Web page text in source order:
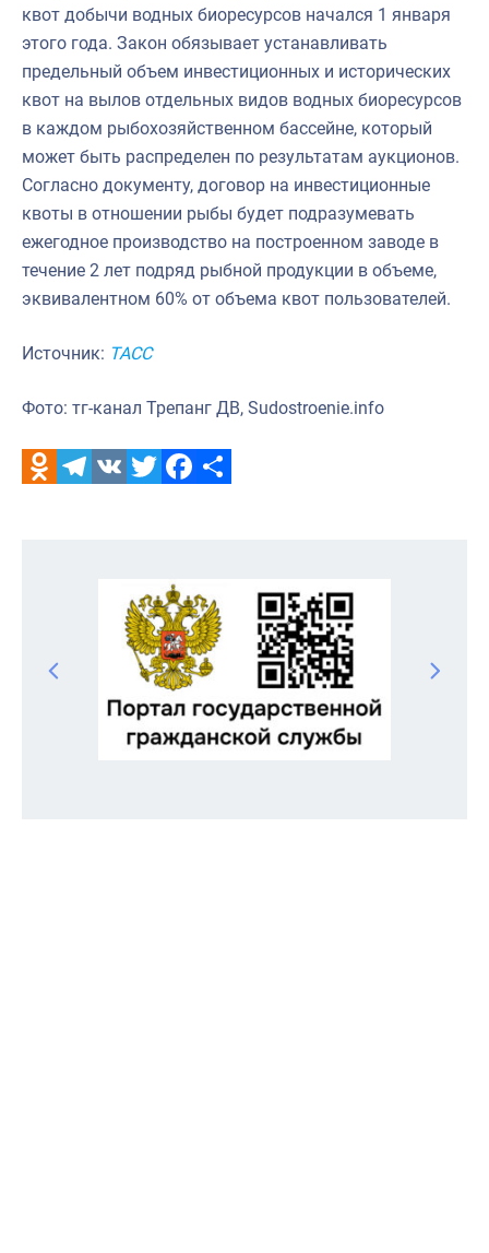
квот добычи водных биоресурсов начался 1 января
этого года. Закон обязывает устанавливать
предельный объем инвестиционных и исторических
квот на вылов отдельных видов водных биоресурсов
в каждом рыбохозяйственном бассейне, который
может быть распределен по результатам аукционов.
Согласно документу, договор на инвестиционные
квоты в отношении рыбы будет подразумевать
ежегодное производство на построенном заводе в
течение 2 лет подряд рыбной продукции в объеме,
эквивалентном 60% от объема квот пользователей.
Источник: ТАСС
Фото: тг-канал Трепанг ДВ, Sudostroenie.info